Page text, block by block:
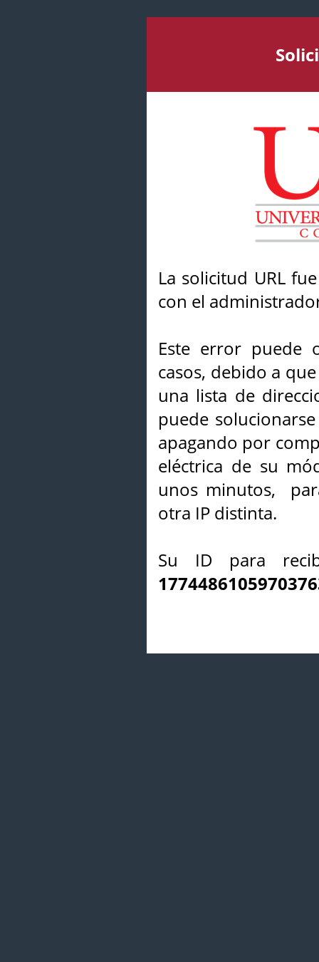
La solicitud URL
con el
Este error puede
casos, debido a
una lista de
puede
apagando por
eléctrica de su
unos minutos,
otra IP distinta.
Su ID para